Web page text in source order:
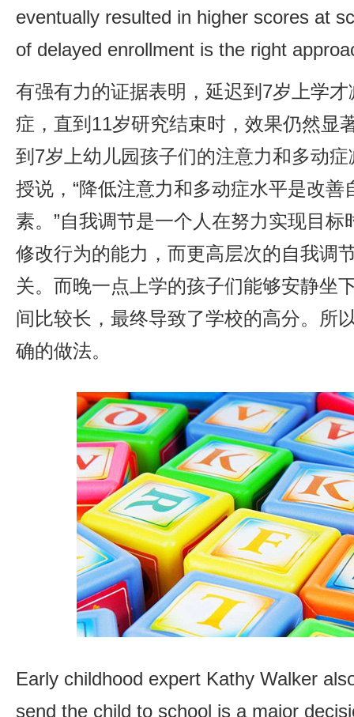
eventually resulted in higher scores at
of delayed enrollment is the right
有强有力的证据表明，延迟到7岁上学
症，直到11岁研究结束时，效果仍然显
到7岁上幼儿园孩子们的注意力和多动症
授说，“降低注意力和多动症水平是改善
素。”自我调节是一个人在努力实现目标
修改行为的能力，而更高层次的自我调
关。而晚一点上学的孩子们能够安静坐
间比较长，最终导致了学校的高分。所
确的做法。
Early childhood expert Kathy Walker
send the child to school is a major